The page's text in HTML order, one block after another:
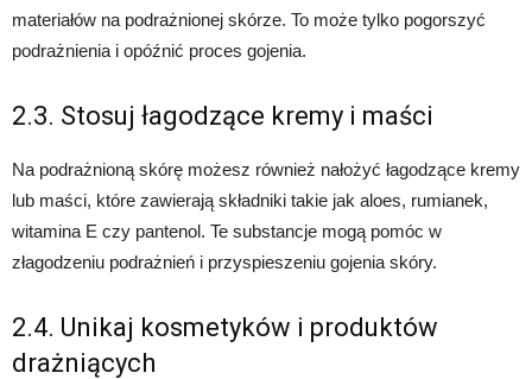
materiałów na podrażnionej skórze. To może tylko pogorszyć
podrażnienia i opóźnić proces gojenia.
2.3. Stosuj łagodzące kremy i maści
Na podrażnioną skórę możesz również nałożyć łagodzące kremy
lub maści, które zawierają składniki takie jak aloes, rumianek,
witamina E czy pantenol. Te substancje mogą pomóc w
złagodzeniu podrażnień i przyspieszeniu gojenia skóry.
2.4. Unikaj kosmetyków i produktów
drażniących